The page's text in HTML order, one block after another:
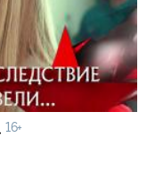
16+